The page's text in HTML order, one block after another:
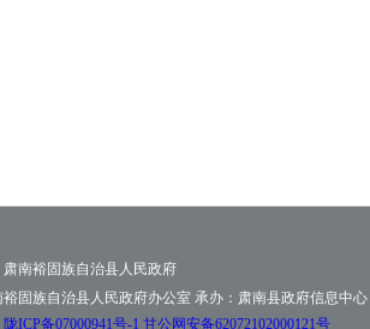
肃南裕固族自治县人民政府
裕固族自治县人民政府办公室 承办：肃南县政府信息中心
ICP备07000941号-1 甘公网安备62072102000121号